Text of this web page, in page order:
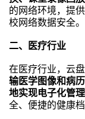
的网络环境，提
校网络数据安全。
二、医疗行业
在医疗行业，云
输医学图像和病
地实现电子化管理
全、便捷的健康